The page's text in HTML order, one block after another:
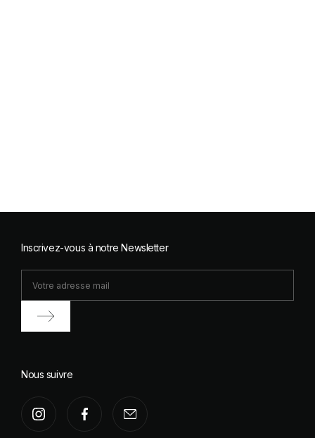
Inscrivez-vous à notre Newsletter
Nous suivre